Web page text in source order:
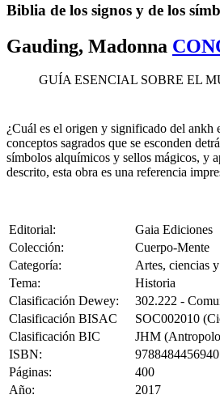
Biblia de los signos y de los
Gauding, Madonna
GUÍA ESENCIAL SOBRE EL
¿Cuál es el origen y significado del ankh
conceptos sagrados que se esconden
símbolos alquímicos y sellos mágicos, y
descrito, esta obra es una referencia
Editorial:
Gaia Ediciones
Colección:
Cuerpo-Mente
Categoría:
Artes, ciencias
Tema:
Historia
Clasificación Dewey:
302.222 -
Clasificación BISAC
SOC002010
Clasificación BIC
JHM
ISBN:
9788484456940
Páginas:
400
Año:
2017